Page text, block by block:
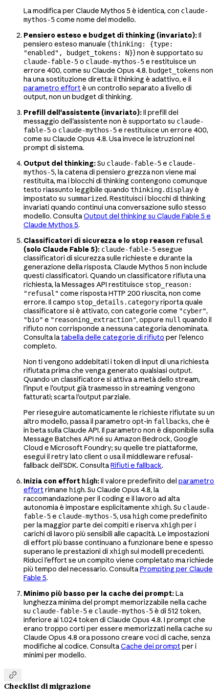
La modifica per Claude Mythos 5 è identica, con claude-
mythos-5come nome del modello.
Pensiero esteso e budget di thinking (invariato):Il
pensiero esteso manuale (thinking: {type:
"enabled", budget_tokens: N}) non è supportato su
claude-fable-5o claude-mythos-5e restituisce un
errore 400, come su Claude Opus 4.8. budget_tokens non
ha una sostituzione diretta: il thinking è adattivo, e il
parametro effortè un controllo separato a livello di
output, non un budget di thinking.
Prefill dell'assistente (invariato):Il prefill del
messaggio dell'assistente non è supportato su claude-
fable-5o claude-mythos-5e restituisce un errore 400,
come su Claude Opus 4.8. Usa invece le istruzioni nel
prompt di sistema.
Output del thinking:Su claude-fable-5e claude-
mythos-5, la catena di pensiero grezza non viene mai
restituita, ma i blocchi di thinking contengono comunque
testo riassunto leggibile quando thinking.displayè
impostato su summarized. Restituisci i blocchi di thinking
invariati quando continui una conversazione sullo stesso
modello. ConsultaOutput del thinking su Claude Fable 5 e
Claude Mythos 5.
Classificatori di sicurezza e lo stop reason refusal
(solo Claude Fable 5): claude-fable-5esegue
classificatori di sicurezza sulle richieste e durante la
generazione della risposta. Claude Mythos 5 non include
questi classificatori. Quando un classificatore rifiuta una
richiesta, la Messages API restituisce stop_reason:
"refusal" come risposta HTTP 200 riuscita, non come
errore. Il campo stop_details.categoryriporta quale
classificatore si è attivato, con categorie come "cyber",
"bio" e "reasoning_extraction", oppure null quando il
rifiuto non corrisponde a nessuna categoria denominata.
Consulta latabella delle categorie di rifiuto per l'elenco
completo.
Non ti vengono addebitati i token di input di una richiesta
rifiutata prima che venga generato qualsiasi output.
Quando un classificatore si attiva a metà dello stream,
l'input e l'output già trasmesso in streaming vengono
fatturati; scarta l'output parziale.
Per rieseguire automaticamente le richieste rifiutate su un
altro modello, passa il parametro opt-in fallbacks, che è
in beta sulla Claude API. Il parametro non è disponibile sulla
Message Batches API né su Amazon Bedrock, Google
Cloud e Microsoft Foundry; su quelle tre piattaforme,
esegui il retry lato client o usa il middleware refusal-
fallback dell'SDK. ConsultaRifiuti e fallback.
Inizia con effort high:Il valore predefinito del parametro
effortrimane high. Su Claude Opus 4.8, la
raccomandazione per il coding e il lavoro ad alta
autonomia è impostare esplicitamente xhigh. Su claude-
fable-5e claude-mythos-5, usa highcome predefinito
per la maggior parte dei compiti e riserva xhighper i
carichi di lavoro più sensibili alle capacità. Le impostazioni
di effort più basse continuano a funzionare bene e spesso
superano le prestazioni di xhighsui modelli precedenti.
Riduci l'effort se un compito viene completato ma richiede
più tempo del necessario. ConsultaPrompting per Claude
Fable 5.
Minimo più basso per la cache dei prompt:La
lunghezza minima del prompt memorizzabile nella cache
su claude-fable-5e claude-mythos-5è di 512 token,
inferiore ai 1.024 token di Claude Opus 4.8. I prompt che
erano troppo corti per essere memorizzati nella cache su
Claude Opus 4.8 ora possono creare voci di cache, senza
modifiche al codice. ConsultaCache dei promptper i
minimi per modello.

Checklist di migrazione